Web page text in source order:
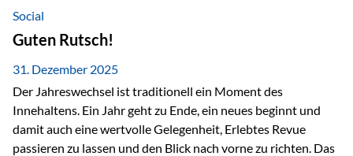
Vermögensstrukturierung und Nachfolgeplanung
gemeinsam zu diskutieren. Persönlich für Sie vor Ort An
beiden Kongresstagen stehen Ihnen Maximilian
Fichtenbauer, Dirk…
Social
Guten Rutsch!
31. Dezember 2025
Der Jahreswechsel ist traditionell ein Moment des
Innehaltens. Ein Jahr geht zu Ende, ein neues beginnt und
damit auch eine wertvolle Gelegenheit, Erlebtes Revue
passieren zu lassen und den Blick nach vorne zu richten. Das